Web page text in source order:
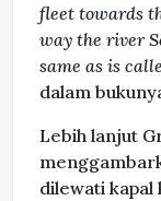
fleet towards
way the river
same as is
dalam
Lebih lanjut
dilewati kapal